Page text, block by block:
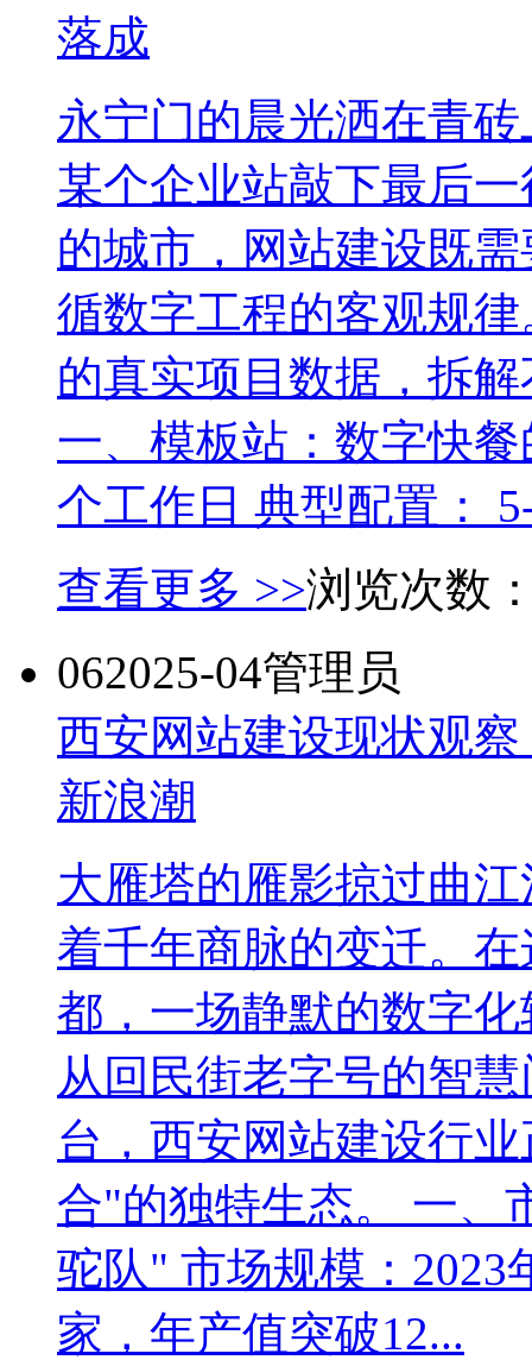
落成
永宁门的晨光洒在青
某个企业站敲下最后
的城市，网站建设既
循数字工程的客观规
的真实项目数据，拆
一、模板站：数字快
个工作日 典型配置：
查看更多 >>浏览次数
062025-04管理员
西安网站建设现状观
新浪潮
大雁塔的雁影掠过曲
着千年商脉的变迁。
都，一场静默的数字
从回民街老字号的智
台，西安网站建设行
合"的独特生态。 一、
驼队" 市场规模：2023
家，年产值突破12...